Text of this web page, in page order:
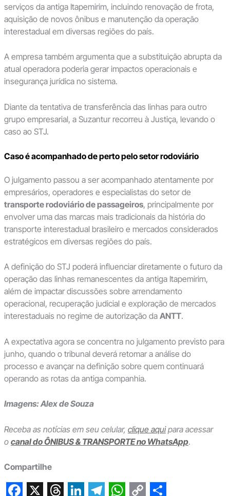
serviços da antiga Itapemirim, incluindo renovação de frota,
aquisição de novos ônibus e manutenção da operação
interestadual em diversas regiões do país.
A empresa também argumenta que a substituição abrupta da
atual operadora poderia gerar impactos operacionais e
insegurança jurídica no sistema.
Diante da tentativa de transferência das linhas para outro
grupo empresarial, a Suzantur recorreu à Justiça, levando o
caso ao STJ.
Caso é acompanhado de perto pelo setor rodoviário
O julgamento passou a ser acompanhado atentamente por
empresários, operadores e especialistas do setor de
transporte rodoviário de passageiros, principalmente por
envolver uma das marcas mais tradicionais da história do
transporte interestadual brasileiro e mercados considerados
estratégicos em diversas regiões do país.
A definição do STJ poderá influenciar diretamente o futuro da
operação das linhas remanescentes da antiga Itapemirim,
além de impactar discussões sobre arrendamento
operacional, recuperação judicial e exploração de mercados
interestaduais no regime de autorização da ANTT.
A expectativa agora se concentra no julgamento previsto para
junho, quando o tribunal deverá retomar a análise do
processo e avançar na definição sobre quem continuará
operando as rotas da antiga companhia.
Imagens: Alex de Souza
Receba as notícias em seu celular, clique aquipara acessar
o canal do ÔNIBUS & TRANSPORTE no WhatsApp.
Compartilhe